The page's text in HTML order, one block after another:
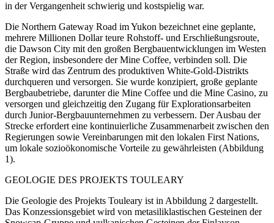
in der Vergangenheit schwierig und kostspielig war.
Die Northern Gateway Road im Yukon bezeichnet eine geplante,
mehrere Millionen Dollar teure Rohstoff- und Erschließungsroute,
die Dawson City mit den großen Bergbauentwicklungen im Westen
der Region, insbesondere der Mine Coffee, verbinden soll. Die
Straße wird das Zentrum des produktiven White-Gold-Distrikts
durchqueren und versorgen. Sie wurde konzipiert, große geplante
Bergbaubetriebe, darunter die Mine Coffee und die Mine Casino, zu
versorgen und gleichzeitig den Zugang für Explorationsarbeiten
durch Junior-Bergbauunternehmen zu verbessern. Der Ausbau der
Strecke erfordert eine kontinuierliche Zusammenarbeit zwischen den
Regierungen sowie Vereinbarungen mit den lokalen First Nations,
um lokale sozioökonomische Vorteile zu gewährleisten (Abbildung
1).
GEOLOGIE DES PROJEKTS TOULEARY
Die Geologie des Projekts Touleary ist in Abbildung 2 dargestellt.
Das Konzessionsgebiet wird von metasiliklastischen Gesteinen der